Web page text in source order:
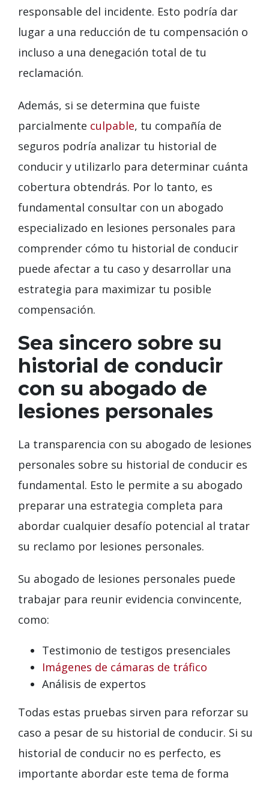
responsable del incidente. Esto podría dar
lugar a una reducción de tu compensación o
incluso a una denegación total de tu
reclamación.
Además, si se determina que fuiste
parcialmente culpable, tu compañía de
seguros podría analizar tu historial de
conducir y utilizarlo para determinar cuánta
cobertura obtendrás. Por lo tanto, es
fundamental consultar con un abogado
especializado en lesiones personales para
comprender cómo tu historial de conducir
puede afectar a tu caso y desarrollar una
estrategia para maximizar tu posible
compensación.
Sea sincero sobre su
historial de conducir
con su abogado de
lesiones personales
La transparencia con su abogado de lesiones
personales sobre su historial de conducir es
fundamental. Esto le permite a su abogado
preparar una estrategia completa para
abordar cualquier desafío potencial al tratar
su reclamo por lesiones personales.
Su abogado de lesiones personales puede
trabajar para reunir evidencia convincente,
como:
Testimonio de testigos presenciales
Imágenes de cámaras de tráfico
Análisis de expertos
Todas estas pruebas sirven para reforzar su
caso a pesar de su historial de conducir. Si su
historial de conducir no es perfecto, es
importante abordar este tema de forma